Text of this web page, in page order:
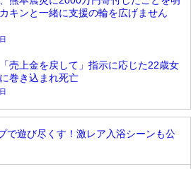
キンと一緒に支援の輪を広げません
売上金を戻して」指示に応じた22歳女
巻き込まれ死亡
で遊び尽くす！激レア入浴シーンも公